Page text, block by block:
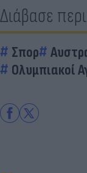
Διάβασε
Σπορ
Ολυμπιακοί